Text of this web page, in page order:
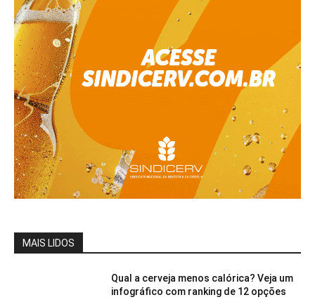
MAIS LIDOS
Qual a cerveja menos calórica? Veja um
infográfico com ranking de 12 opções